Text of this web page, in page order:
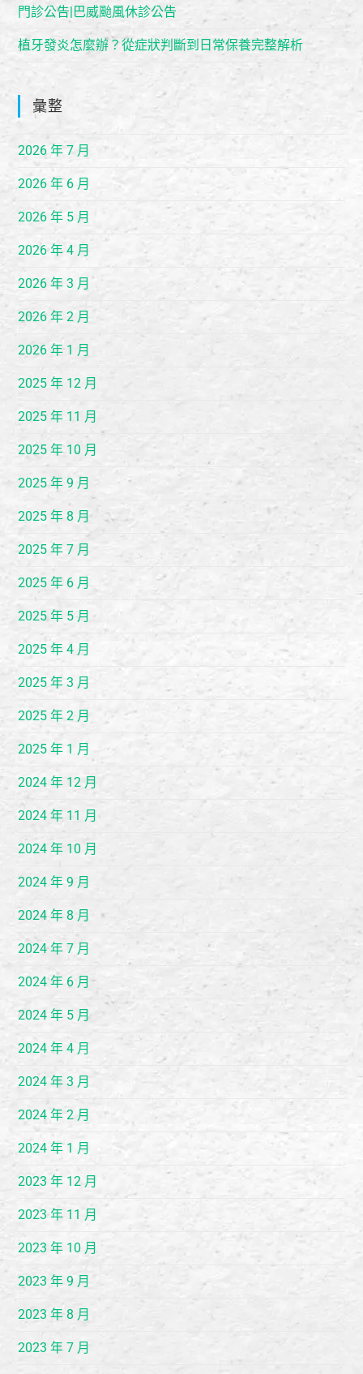
門診公告|巴威颱風休診公告
植牙發炎怎麼辦？從症狀判斷到日常保養完整解析
彙整
2026 年 7 月
2026 年 6 月
2026 年 5 月
2026 年 4 月
2026 年 3 月
2026 年 2 月
2026 年 1 月
2025 年 12 月
2025 年 11 月
2025 年 10 月
2025 年 9 月
2025 年 8 月
2025 年 7 月
2025 年 6 月
2025 年 5 月
2025 年 4 月
2025 年 3 月
2025 年 2 月
2025 年 1 月
2024 年 12 月
2024 年 11 月
2024 年 10 月
2024 年 9 月
2024 年 8 月
2024 年 7 月
2024 年 6 月
2024 年 5 月
2024 年 4 月
2024 年 3 月
2024 年 2 月
2024 年 1 月
2023 年 12 月
2023 年 11 月
2023 年 10 月
2023 年 9 月
2023 年 8 月
2023 年 7 月